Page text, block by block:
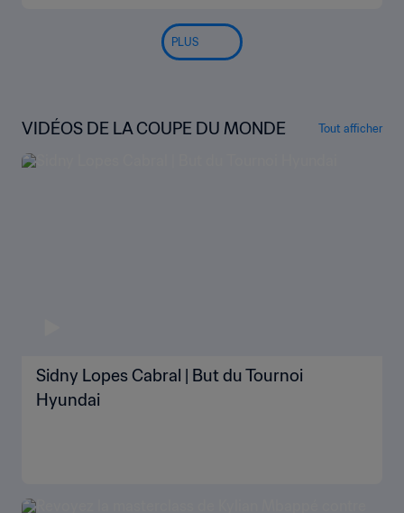
PLUS
VIDÉOS DE LA COUPE DU MONDE Tout afficher
Sidny Lopes Cabral | But du Tournoi
Hyundai